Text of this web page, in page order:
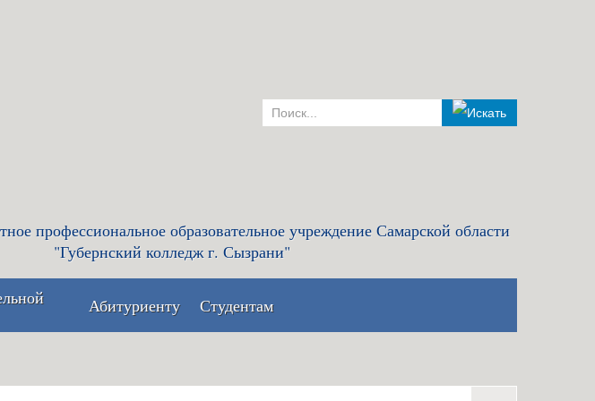
профессиональное образовательное учреждение Самарской области
"Губернский колледж г. Сызрани"
Абитуриенту Студентам